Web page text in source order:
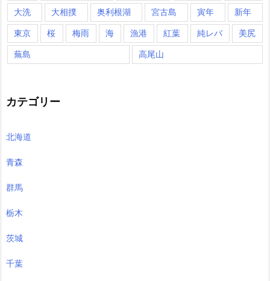
大洗 大相撲 奥利根湖 宮古島 寅年 新年
東京 桜 梅雨 海 漁港 紅葉 純レバ 美尻
蕪島 高尾山
カテゴリー
北海道
青森
群馬
栃木
茨城
千葉